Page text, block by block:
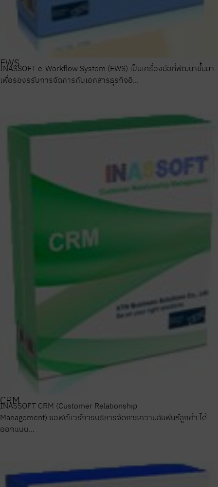
EWS
INASSOFT e-Workflow System (EWS) เป็นเครื่องมือที่พัฒนาขึ้นมา
เพื่อรองรรับการจัดการกับเอกสารธุรกิจอิ...
CRM
INASSOFT CRM (Customer Relationship
Management) ซอฟต์แวร์การบริหารจัดการความสัมพันธ์ลูกค้า ได้
ออกแบบ...